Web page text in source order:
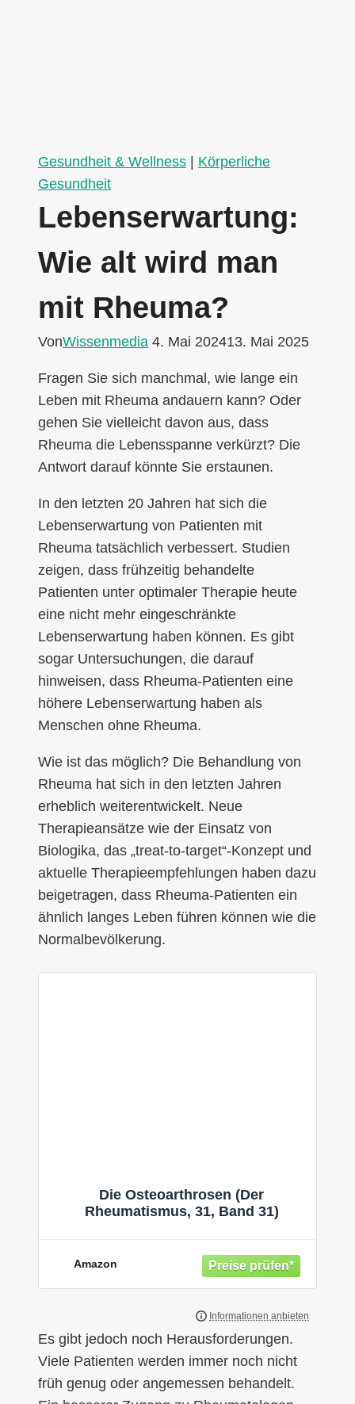
Gesundheit & Wellness | Körperliche
Gesundheit
Lebenserwartung:
Wie alt wird man
mit Rheuma?
VonWissenmedia 4. Mai 202413. Mai 2025
Fragen Sie sich manchmal, wie lange ein
Leben mit Rheuma andauern kann? Oder
gehen Sie vielleicht davon aus, dass
Rheuma die Lebensspanne verkürzt? Die
Antwort darauf könnte Sie erstaunen.
In den letzten 20 Jahren hat sich die
Lebenserwartung von Patienten mit
Rheuma tatsächlich verbessert. Studien
zeigen, dass frühzeitig behandelte
Patienten unter optimaler Therapie heute
eine nicht mehr eingeschränkte
Lebenserwartung haben können. Es gibt
sogar Untersuchungen, die darauf
hinweisen, dass Rheuma-Patienten eine
höhere Lebenserwartung haben als
Menschen ohne Rheuma.
Wie ist das möglich? Die Behandlung von
Rheuma hat sich in den letzten Jahren
erheblich weiterentwickelt. Neue
Therapieansätze wie der Einsatz von
Biologika, das „treat-to-target“-Konzept und
aktuelle Therapieempfehlungen haben dazu
beigetragen, dass Rheuma-Patienten ein
ähnlich langes Leben führen können wie die
Normalbevölkerung.
Die Osteoarthrosen (Der
Rheumatismus, 31, Band 31)
Amazon
Es gibt jedoch noch Herausforderungen.
Viele Patienten werden immer noch nicht
früh genug oder angemessen behandelt.